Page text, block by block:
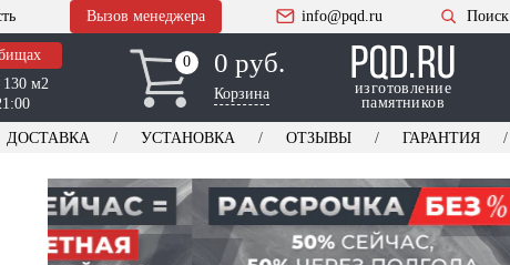
Вызов менеджера info@pqd.ru Поиск
м2
0
0 0 руб.
Корзина
изготовление
памятников
ДОСТАВКА УСТАНОВКА ОТЗЫВЫ ГАРАНТИЯ